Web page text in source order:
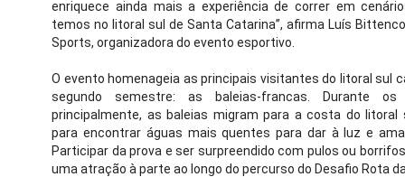
enriquece ainda mais a experiência de correr em
temos no litoral sul de Santa Catarina”, afirma Luís
Sports, organizadora do evento esportivo.
O evento homenageia as principais visitantes do litoral sul
segundo semestre: as baleias-francas. Durante
principalmente, as baleias migram para a costa do litoral
para encontrar águas mais quentes para dar à luz e
Participar da prova e ser surpreendido com pulos ou
uma atração à parte ao longo do percurso do Desafio Rota